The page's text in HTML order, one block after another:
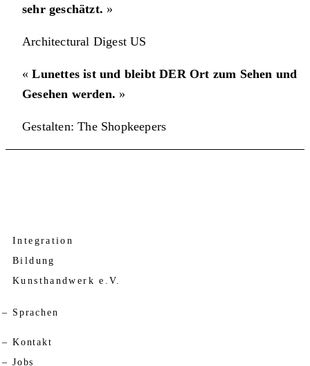
sehr geschätzt. »
Architectural Digest US
«Lunettes ist und bleibt DER Ort zum Sehen und
Gesehen werden. »
Gestalten: The Shopkeepers
Integration
Bildung
Kunsthandwerk e.V.
Sprachen
Kontakt
Jobs